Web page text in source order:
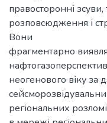
правосторонні
розповсюдження і
Вони
фрагментарно
неогенового віку за
регіональних